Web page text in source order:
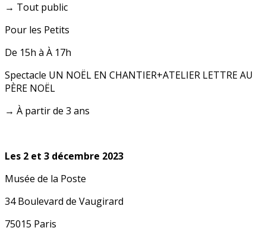
→ Tout public
Pour les Petits
De 15h à À 17h
Spectacle UN NOËL EN CHANTIER+ATELIER LETTRE AU
PÈRE NOËL
→ À partir de 3 ans
Les 2 et 3 décembre 2023
Musée de la Poste
34 Boulevard de Vaugirard
75015 Paris